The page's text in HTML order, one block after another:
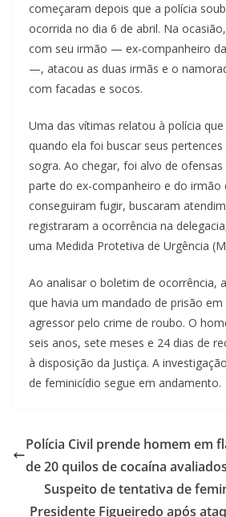
começaram depois que a polícia
ocorrida no dia 6 de abril. Na
com seu irmão — ex-companheiro
—, atacou as duas irmãs e o
com facadas e socos.
Uma das vítimas relatou à polícia
quando ela foi buscar seus pertences
sogra. Ao chegar, foi alvo de
parte do ex-companheiro e do irmão
conseguiram fugir, buscaram
registraram a ocorrência na
uma Medida Protetiva de Urgência
Ao analisar o boletim de ocorrência,
que havia um mandado de prisão
agressor pelo crime de roubo. O
seis anos, sete meses e 24 dias de
à disposição da Justiça. A
de feminicídio segue em andamento.
Polícia Civil prende homem em
de 20 quilos de cocaína
Suspeito de tentativa de
Presidente Figueiredo após